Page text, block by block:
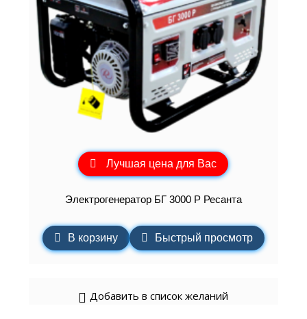
Лучшая цена для Вас
Электрогенератор БГ 3000 Р Ресанта
В корзину Быстрый просмотр
Добавить в список желаний